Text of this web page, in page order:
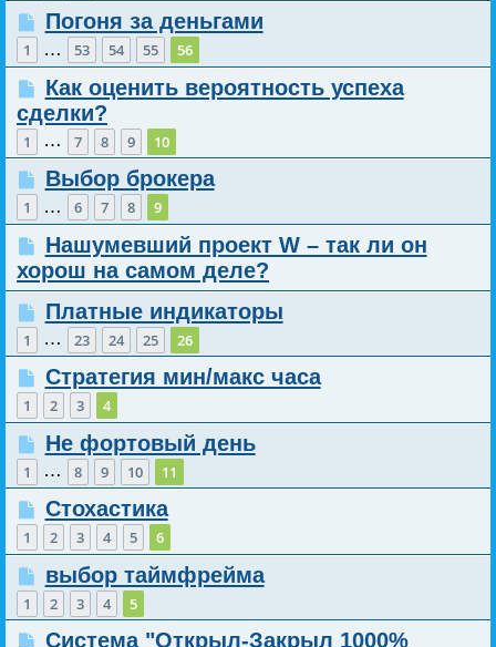
Погоня за деньгами
1 … 53 54 55 56
Как оценить вероятность успеха
сделки?
1 … 7 8 9 10
Выбор брокера
1 … 6 7 8 9
Нашумевший проект W – так ли он
хорош на самом деле?
Платные индикаторы
1 … 23 24 25 26
Стратегия мин/макс часа
1 2 3 4
Не фортовый день
1 … 8 9 10 11
Стохастика
1 2 3 4 5 6
выбор таймфрейма
1 2 3 4 5
Система "Открыл-Закрыл 1000%